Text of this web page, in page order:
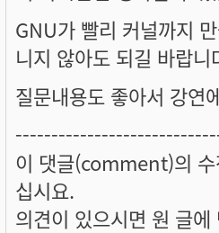
GNU가 빨리 커널까지
니지 않아도 되길 바랍니
질문내용도 좋아서 강연
이 댓글(comment)의
십시요.
의견이 있으시면 원 글